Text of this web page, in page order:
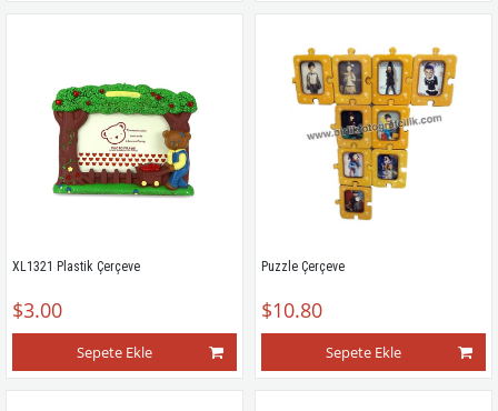
XL1321 Plastik Çerçeve
$3.00
Sepete Ekle
Puzzle Çerçeve
$10.80
Sepete Ekle